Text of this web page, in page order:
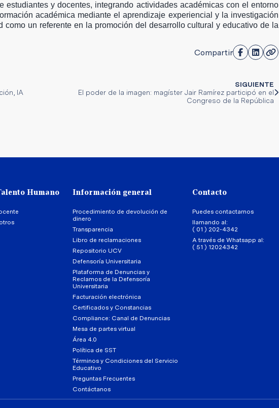
y docentes, integrando actividades académicas con el entorno
académica mediante el aprendizaje experiencial y la investigación
un referente en la promoción del desarrollo cultural y educativo de la
Compartir
IA
SIGUIENTE
El poder de la imagen: magíster Jair Ramírez participó en el
Congreso de la República
Humano Información general
Procedimiento de devolución de
dinero
Transparencia
Libro de reclamaciones
Repositorio UCV
Defensoría Universitaria
Plataforma de Denuncias y
Reclamos de la Defensoría
Universitaria
Facturación electrónica
Certificados y Constancias
Compliance: Canal de Denuncias
Mesa de partes virtual
Área 4.0
Política de SST
Términos y Condiciones del Servicio
Educativo
Preguntas Frecuentes
Contáctanos
Contacto
Puedes contactarnos
llamando al:
( 01 ) 202-4342
A través de Whatsapp al:
( 51 ) 12024342